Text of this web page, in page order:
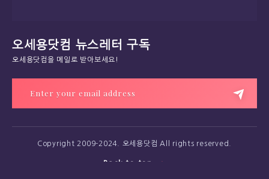
오세용닷컴 뉴스레터 구독
오세용닷컴을 메일로 받아보세요!
Copyright 2009-2024. 오세용닷컴 All rights reserved.
Back to top